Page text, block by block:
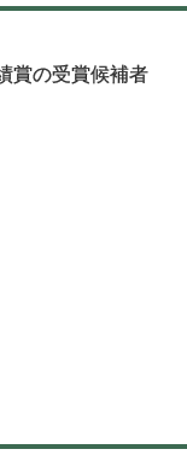
賞の受賞候補者